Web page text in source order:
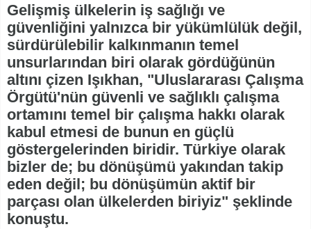
Gelişmiş ülkelerin iş sağlığı ve
güvenliğini yalnızca bir yükümlülük değil,
sürdürülebilir kalkınmanın temel
unsurlarından biri olarak gördüğünün
altını çizen Işıkhan, "Uluslararası Çalışma
Örgütü'nün güvenli ve sağlıklı çalışma
ortamını temel bir çalışma hakkı olarak
kabul etmesi de bunun en güçlü
göstergelerinden biridir. Türkiye olarak
bizler de; bu dönüşümü yakından takip
eden değil; bu dönüşümün aktif bir
parçası olan ülkelerden biriyiz" şeklinde
konuştu.